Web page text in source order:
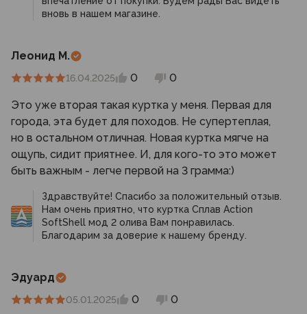
Леонид М.
16.04.2025 0 0
Это уже вторая такая куртка у меня. Первая для
города, эта будет для походов. Не супертеплая,
но в остальном отличная. Новая куртка мягче на
ощупь, сидит приятнее. И, для кого-то это может
быть важным - легче первой на 3 грамма:)
Здравствуйте! Спасибо за положительный отзыв.
Нам очень приятно, что куртка Сплав Action
SoftShell мод 2 олива Вам понравилась.
Благодарим за доверие к нашему бренду.
Эдуард
05.01.2025 0 0